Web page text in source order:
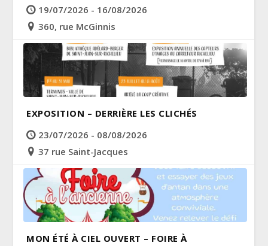
19/07/2026 - 16/08/2026
360, rue McGinnis
EXPOSITION – DERRIÈRE LES CLICHÉS
23/07/2026 - 08/08/2026
37 rue Saint-Jacques
MON ÉTÉ À CIEL OUVERT – FOIRE À